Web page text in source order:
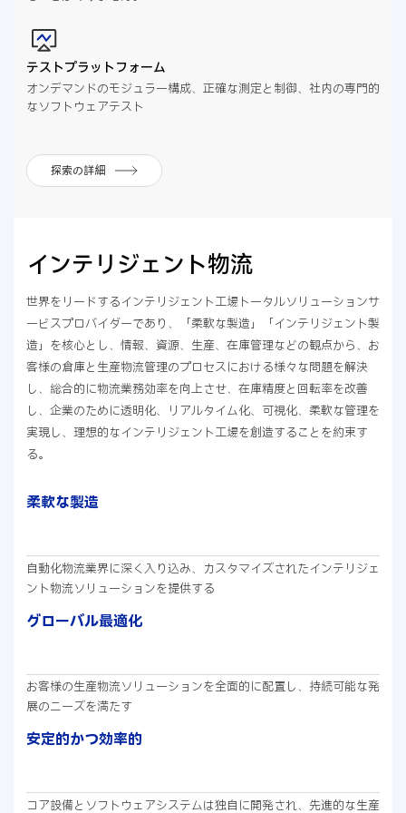
テストプラットフォーム
オンデマンドのモジュラー構成、正確な測定と制御、社内の専門的
なソフトウェアテスト
探索の詳細
インテリジェント物流
世界をリードするインテリジェント工場トータルソリューションサ
ービスプロバイダーであり、「柔軟な製造」「インテリジェント製
造」を核心とし、情報、資源、生産、在庫管理などの観点から、お
客様の倉庫と生産物流管理のプロセスにおける様々な問題を解決
し、総合的に物流業務効率を向上させ、在庫精度と回転率を改善
し、企業のために透明化、リアルタイム化、可視化、柔軟な管理を
実現し、理想的なインテリジェント工場を創造することを約束す
る。
柔軟な製造
自動化物流業界に深く入り込み、カスタマイズされたインテリジェ
ント物流ソリューションを提供する
グローバル最適化
お客様の生産物流ソリューションを全面的に配置し、持続可能な発
展のニーズを満たす
安定的かつ効率的
コア設備とソフトウェアシステムは独自に開発され、先進的な生産